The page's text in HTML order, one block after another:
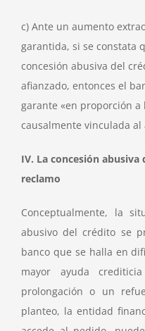
c) Ante un aumento
garantida, si se constata
concesión abusiva del
afianzado, entonces el
garante «en proporción a
causalmente vinculada al
IV. La concesión
reclamo
Conceptualmente, la
abusivo del crédito se
banco que se halla en
mayor ayuda
prolongación o un
planteo, la entidad